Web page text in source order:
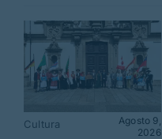
Cultura
Agosto 9,
2026